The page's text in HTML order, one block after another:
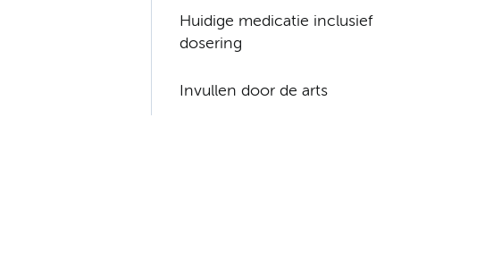
Huidige medicatie inclusief
dosering
Invullen door de arts